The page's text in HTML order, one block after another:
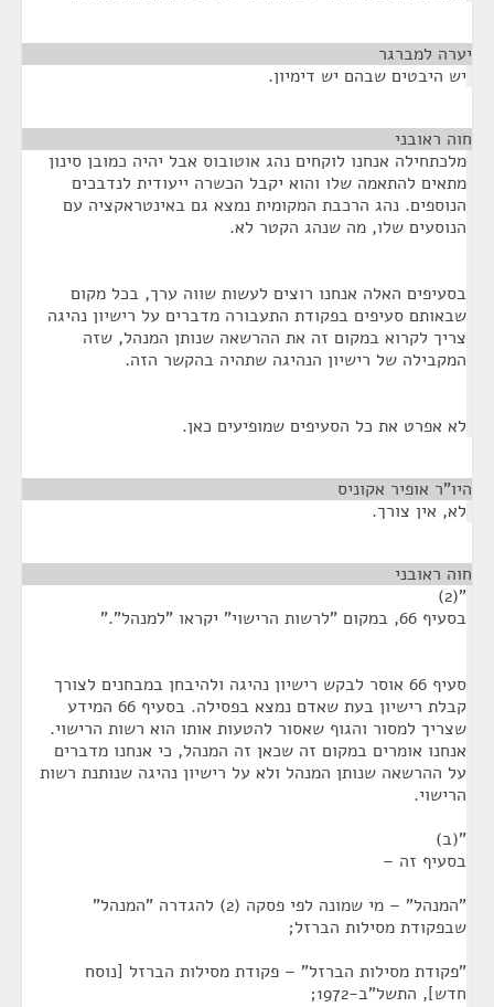
יערה למברגר
יש היבטים שבהם יש דימיון.
חוה ראובני
מלכתחילה אנחנו לוקחים נהג אוטובוס אבל יהיה כמובן סינון
מתאים להתאמה שלו והוא יקבל הכשרה ייעודית לנדבכים
הנוספים. נהג הרכבת המקומית נמצא גם באינטראקציה עם
הנוסעים שלו, מה שנהג הקטר לא.
בסעיפים האלה אנחנו רוצים לעשות שווה ערך, בכל מקום
שבאותם סעיפים בפקודת התעבורה מדברים על רישיון נהיגה
צריך לקרוא במקום זה את ההרשאה שנותן המנהל, שזה
המקבילה של רישיון הנהיגה שתהיה בהקשר הזה.
לא אפרט את כל הסעיפים שמופיעים כאן.
היו"ר אופיר אקוניס
לא, אין צורך.
חוה ראובני
"(2)
בסעיף 66, במקום "לרשות הרישוי" יקראו "למנהל"."
סעיף 66 אוסר לבקש רישיון נהיגה ולהיבחן במבחנים לצורך
קבלת רישיון בעת שאדם נמצא בפסילה. בסעיף 66 המידע
שצריך למסור והגוף שאסור להטעות אותו הוא רשות הרישוי.
אנחנו אומרים במקום זה שכאן זה המנהל, כי אנחנו מדברים
על ההרשאה שנותן המנהל ולא על רישיון נהיגה שנותנת רשות
הרישוי.
"(ב)
בסעיף זה –
"המנהל" – מי שמונה לפי פסקה (2) להגדרה "המנהל"
שבפקודת מסילות הברזל;
"פקודת מסילות הברזל" – פקודת מסילות הברזל [נוסח
חדש], התשל"ב-1972;